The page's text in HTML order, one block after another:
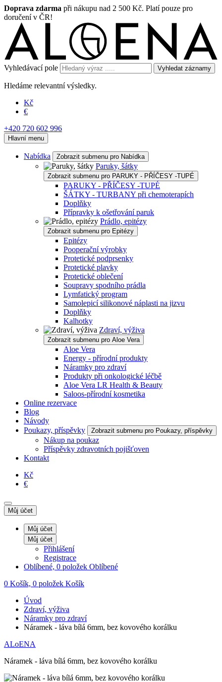
Doprava zdarma při nákupu nad 2 500 Kč. Platí pouze pro
doručení v ČR!
Vyhledávací pole Vyhledat záznamy
Hledáme relevantní výsledky.
Kč
€
+420 720 602 996
Hlavní menu
Nabídka Zobrazit submenu pro Nabídka
Paruky, šátky
Zobrazit submenu pro PARUKY - PŘÍČESY -TUPÉ
PARUKY - PŘÍČESY -TUPÉ
ŠÁTKY - TURBANY při chemoterapích
Doplňky
Přípravky k ošetřování paruk
Prádlo, epitézy
Zobrazit submenu pro Epitézy
Epitézy
Pooperační výrobky
Protetické podprsenky
Protetické plavky
Protetické oblečení
Soupravy spodního prádla
Lymfatický program
Samolepicí silikonové náplasti na jizvu
Doplňky
Kalhotky
Zdraví, výživa
Zobrazit submenu pro Aloe Vera
Aloe Vera
Energy - přírodní produkty
Náramky pro zdraví
Produkty při onkologické léčbě
Aloe Vera LR Health & Beauty
Saloos-přírodní kosmetika
Online rezervace
Blog
Návody
Poukazy, příspěvky
Zobrazit submenu pro Poukazy, příspěvky
Nákup na poukaz
Příspěvky zdravotních pojišťoven
Kontakt
Kč
€
Můj účet
Můj účet
Můj účet
Přihlášení
Registrace
Oblíbené, 0 položek Oblíbené
0 Košík, 0 položek Košík
Úvod
Zdraví, výživa
Náramky pro zdraví
Náramek - láva bílá 6mm, bez kovového korálku
ALoENA
Náramek - láva bílá 6mm, bez kovového korálku